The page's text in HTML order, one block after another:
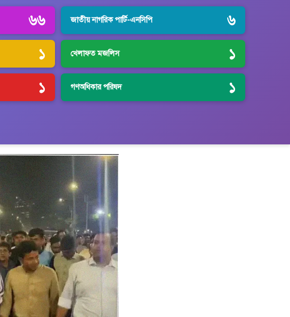
৬৬ জাতীয় নাগরিক পার্টি-এনসিপি ৬
১ খেলাফত মজলিস ১
১ গণঅধিকার পরিষদ ১